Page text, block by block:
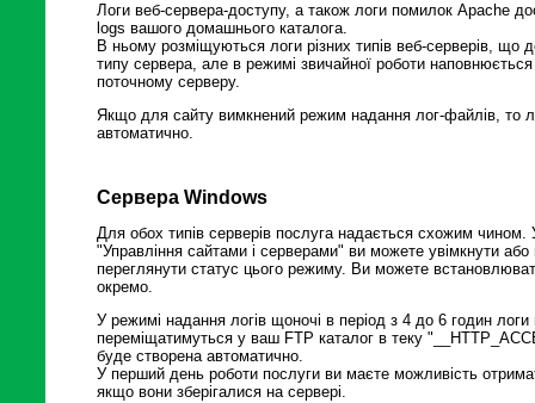
Логи веб-сервера-доступу, а також логи помилок Apache
logs вашого домашнього каталога.
В ньому розміщуються логи різних типів веб-серверів, що
типу сервера, але в режимі звичайної роботи наповнюється
поточному серверу.
Якщо для сайту вимкнений режим надання лог-файлів, то
автоматично.
Сервера Windows
Для обох типів серверів послуга надається схожим чином.
"Управління сайтами і серверами" ви можете увімкнути
переглянути статус цього режиму. Ви можете
окремо.
У режимі надання логів щоночі в період з 4 до 6 годин
переміщатимуться у ваш FTP каталог в теку
буде створена автоматично.
У перший день роботи послуги ви маєте можливість
якщо вони зберігалися на сервері.